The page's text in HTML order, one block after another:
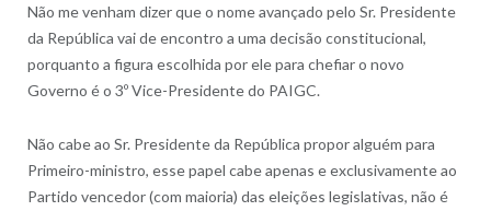
Não me venham dizer que o nome avançado pelo Sr. Presidente
da República vai de encontro a uma decisão constitucional,
porquanto a figura escolhida por ele para chefiar o novo
Governo é o 3º Vice-Presidente do PAIGC.
Não cabe ao Sr. Presidente da República propor alguém para
Primeiro-ministro, esse papel cabe apenas e exclusivamente ao
Partido vencedor (com maioria) das eleições legislativas, não é